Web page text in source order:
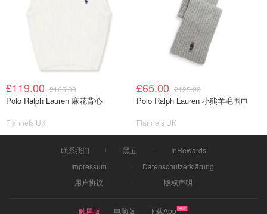
£119.00 £165.00
Polo Ralph Lauren 麻花背心
Flannels UK
£65.00 £125.00
Polo Ralph Lauren 小熊羊毛围巾
Flannels UK
联系我们 黑五
InRewards
Impressum
Datenschutzerklärung
用户协议
版权声明
触屏版 电脑版 下载App